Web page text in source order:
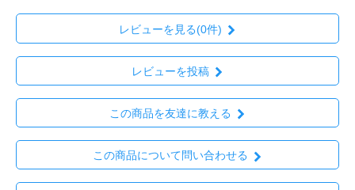
レビューを見る(0件)
レビューを投稿
この商品を友達に教える
この商品について問い合わせる